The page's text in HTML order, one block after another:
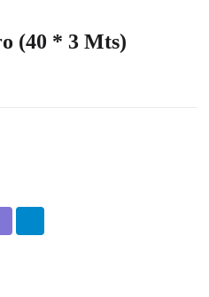
(40 * 3 Mts)